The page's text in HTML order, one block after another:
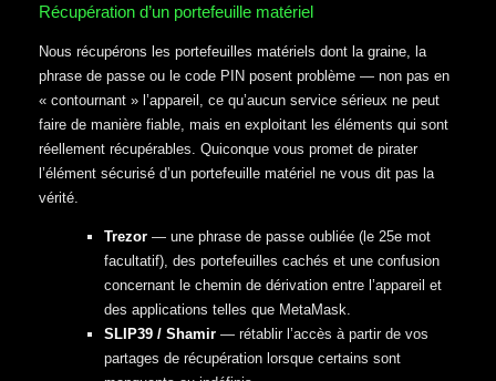
Récupération d’un portefeuille matériel
Nous récupérons les portefeuilles matériels dont la graine, la
phrase de passe ou le code PIN posent problème — non pas en
« contournant » l’appareil, ce qu’aucun service sérieux ne peut
faire de manière fiable, mais en exploitant les éléments qui sont
réellement récupérables. Quiconque vous promet de pirater
l’élément sécurisé d’un portefeuille matériel ne vous dit pas la
vérité.
Trezor— une phrase de passe oubliée (le 25e mot
facultatif), des portefeuilles cachés et une confusion
concernant le chemin de dérivation entre l’appareil et
des applications telles que MetaMask.
SLIP39 / Shamir— rétablir l’accès à partir de vos
partages de récupération lorsque certains sont